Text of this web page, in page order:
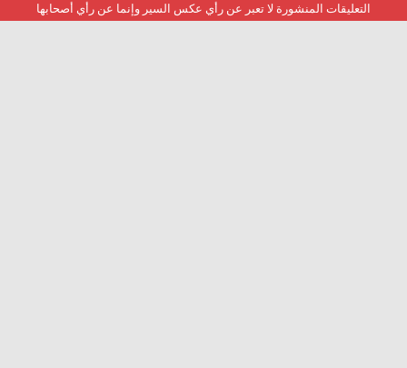
التعليقات المنشورة لا تعبر عن رأي عكس السير وإنما عن رأي أصحابها